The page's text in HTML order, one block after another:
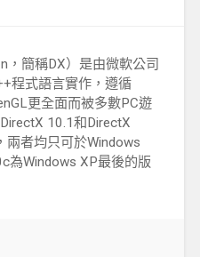
，簡稱DX）是由微軟公司
程式語言實作，遵循
更全面而被多數PC遊
10.1和DirectX
者均只可於Windows
為Windows XP最後的版